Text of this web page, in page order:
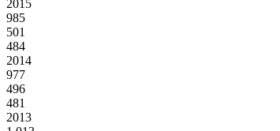
2015
985
501
484
2014
977
496
481
2013